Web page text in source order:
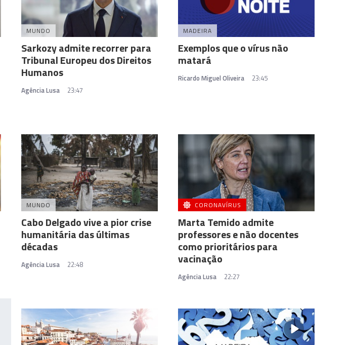
MUNDO
Sarkozy admite recorrer para
Tribunal Europeu dos Direitos
Humanos
Agência Lusa 23:47
MADEIRA
Exemplos que o vírus não
matará
Ricardo Miguel Oliveira 23:45
MUNDO
Cabo Delgado vive a pior crise
humanitária das últimas
décadas
Agência Lusa 22:48
CORONAVÍRUS
Marta Temido admite
professores e não docentes
como prioritários para
vacinação
Agência Lusa 22:27